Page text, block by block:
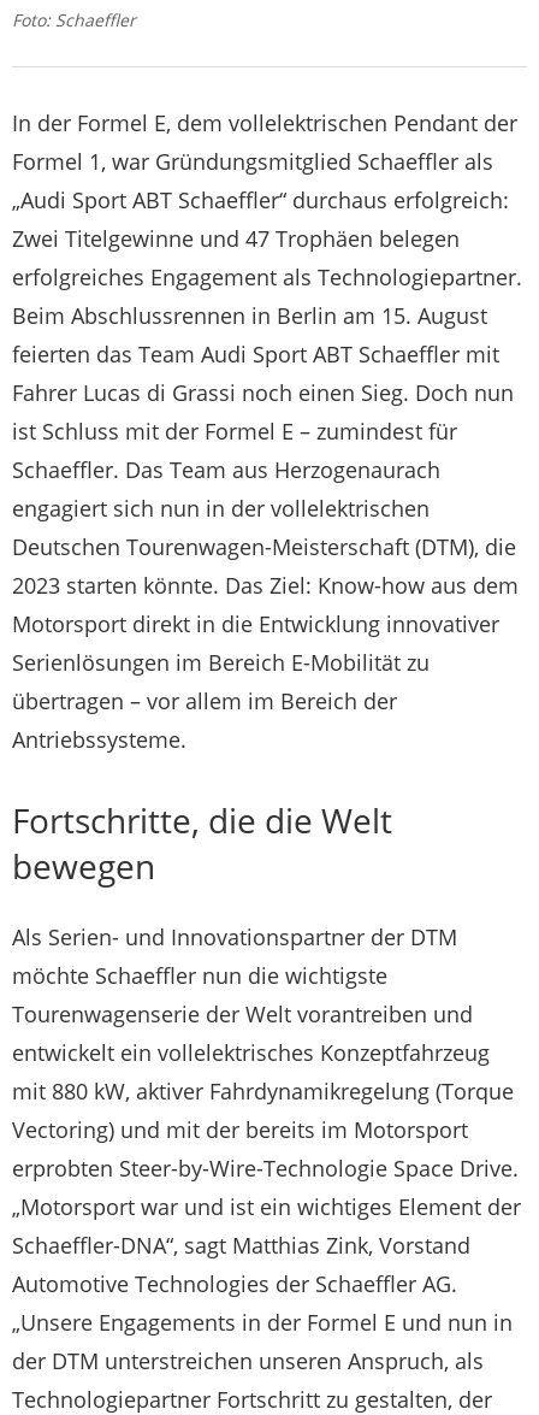
Foto: Schaeffler
In der Formel E, dem vollelektrischen Pendant der
Formel 1, war Gründungsmitglied Schaeffler als
„Audi Sport ABT Schaeffler“ durchaus erfolgreich:
Zwei Titelgewinne und 47 Trophäen belegen
erfolgreiches Engagement als Technologiepartner.
Beim Abschlussrennen in Berlin am 15. August
feierten das Team Audi Sport ABT Schaeffler mit
Fahrer Lucas di Grassi noch einen Sieg. Doch nun
ist Schluss mit der Formel E – zumindest für
Schaeffler. Das Team aus Herzogenaurach
engagiert sich nun in der vollelektrischen
Deutschen Tourenwagen-Meisterschaft (DTM), die
2023 starten könnte. Das Ziel: Know-how aus dem
Motorsport direkt in die Entwicklung innovativer
Serienlösungen im Bereich E-Mobilität zu
übertragen – vor allem im Bereich der
Antriebssysteme.
Fortschritte, die die Welt
bewegen
Als Serien- und Innovationspartner der DTM
möchte Schaeffler nun die wichtigste
Tourenwagenserie der Welt vorantreiben und
entwickelt ein vollelektrisches Konzeptfahrzeug
mit 880 kW, aktiver Fahrdynamikregelung (Torque
Vectoring) und mit der bereits im Motorsport
erprobten Steer-by-Wire-Technologie Space Drive.
„Motorsport war und ist ein wichtiges Element der
Schaeffler-DNA“, sagt Matthias Zink, Vorstand
Automotive Technologies der Schaeffler AG.
„Unsere Engagements in der Formel E und nun in
der DTM unterstreichen unseren Anspruch, als
Technologiepartner Fortschritt zu gestalten, der